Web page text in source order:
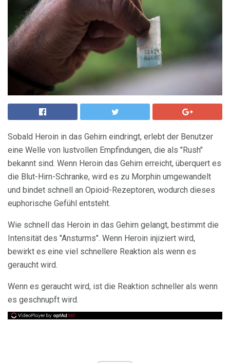
Sobald Heroin in das Gehirn eindringt, erlebt der Benutzer
eine Welle von lustvollen Empfindungen, die als "Rush"
bekannt sind. Wenn Heroin das Gehirn erreicht, überquert es
die Blut-Hirn-Schranke, wird es zu Morphin umgewandelt
und bindet schnell an Opioid-Rezeptoren, wodurch dieses
euphorische Gefühl entsteht.
Wie schnell das Heroin in das Gehirn gelangt, bestimmt die
Intensität des "Ansturms". Wenn Heroin injiziert wird,
bewirkt es eine viel schnellere Reaktion als wenn es
geraucht wird.
Wenn es geraucht wird, ist die Reaktion schneller als wenn
es geschnupft wird.